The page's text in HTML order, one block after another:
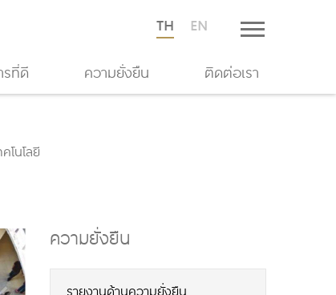
TH EN
รที่ดี ความยั่งยืน ติดต่อเรา
โนโลยี
ความยั่งยืน